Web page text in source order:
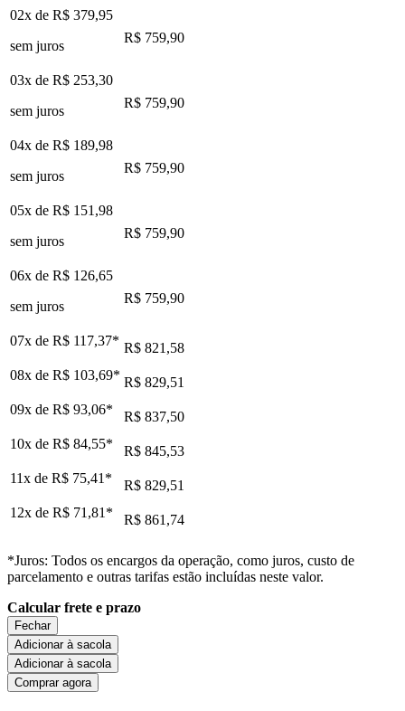
02x de R$ 379,95
sem juros
R$ 759,90
03x de R$ 253,30
sem juros
R$ 759,90
04x de R$ 189,98
sem juros
R$ 759,90
05x de R$ 151,98
sem juros
R$ 759,90
06x de R$ 126,65
sem juros
R$ 759,90
07x de R$ 117,37* R$ 821,58
08x de R$ 103,69* R$ 829,51
09x de R$ 93,06*
R$ 837,50
10x de R$ 84,55*
R$ 845,53
11x de R$ 75,41*
R$ 829,51
12x de R$ 71,81* R$ 861,74
*Juros: Todos os encargos da operação, como juros, custo de
parcelamento e outras tarifas estão incluídas neste valor.
Calcular frete e prazo
Fechar
Adicionar à sacola
Adicionar à sacola
Comprar agora